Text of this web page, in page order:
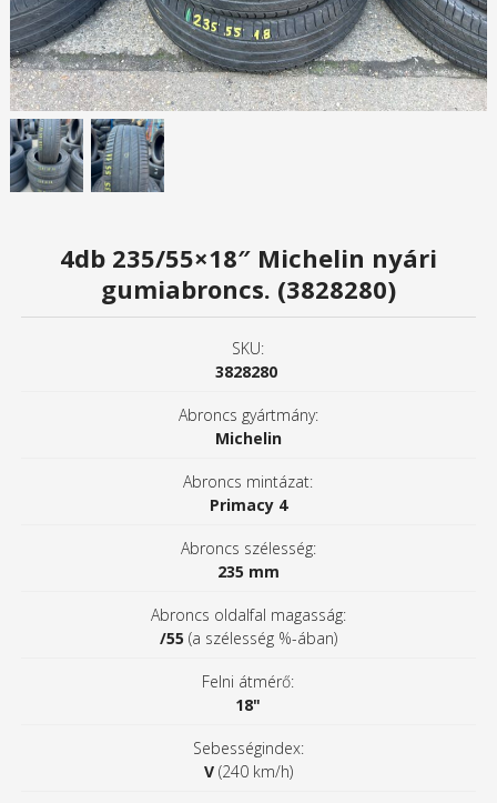
4db 235/55×18″ Michelin nyári
gumiabroncs. (3828280)
SKU:
3828280
Abroncs gyártmány:
Michelin
Abroncs mintázat:
Primacy 4
Abroncs szélesség:
235 mm
Abroncs oldalfal magasság:
/55 (a szélesség %-ában)
Felni átmérő:
18"
Sebességindex:
V (240 km/h)